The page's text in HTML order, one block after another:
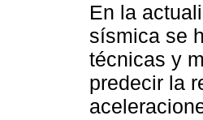
En la
sísmica se
técnicas y
predecir la